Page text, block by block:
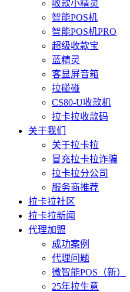
收款小精灵
智能POS机
智能POS机PRO
超级收款宝
蓝精灵
客显屏音箱
拉碰碰
CS80-U收款机
拉卡拉收款码
关于我们
关于拉卡拉
冒充拉卡拉诈骗
拉卡拉分公司
服务商推荐
拉卡拉社区
拉卡拉新闻
代理加盟
成功案例
代理问题
微智能POS（新）
25年拉生意